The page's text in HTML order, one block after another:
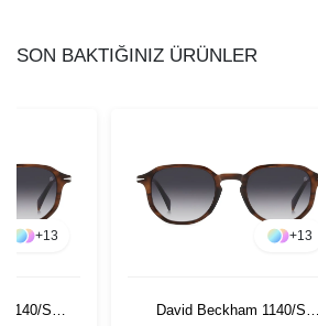
SON BAKTIĞINIZ ÜRÜNLER
+13
1140/S
+13
David Beckham 1140/S